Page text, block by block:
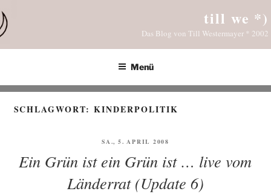
Inhalt
springen
till we *)
Das Blog von Till Westermayer * 2002
Menü
SCHLAGWORT:KINDERPOLITIK
VERÖFFENTLICHT
SA., 5. APRIL 2008
Ein Grün ist ein Grün ist … live vom
Länderrat (Update 6)